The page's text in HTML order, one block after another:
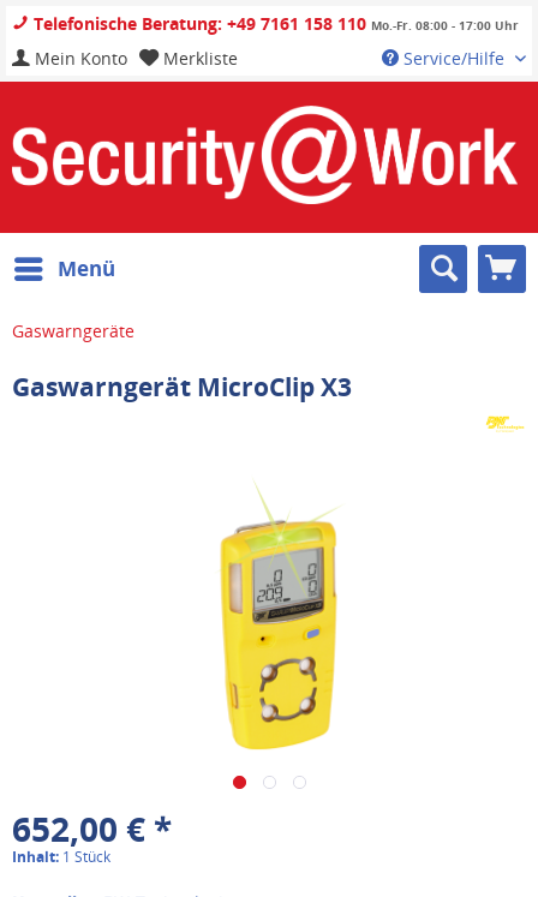
Telefonische Beratung: +49 7161 158 110 Mo.-Fr. 08:00 - 17:00 Uhr
Service/Hilfe
Mein Konto Merkliste
Menü
Gaswarngeräte
Gaswarngerät MicroClip X3
652,00 € *
Inhalt: 1 Stück